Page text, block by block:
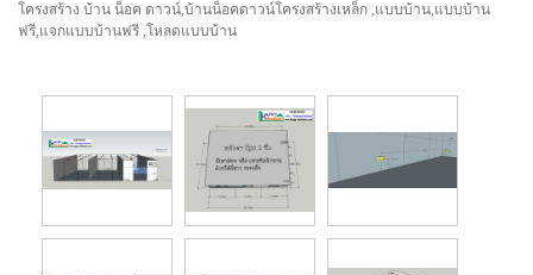
โครงสร้าง บ้าน น็อค ดาวน์,บ้านน็อคดาวน์โครงสร้างเหล็ก ,แบบบ้าน,แบบบ้าน
ฟรี,แจกแบบบ้านฟรี ,โหลดแบบบ้าน